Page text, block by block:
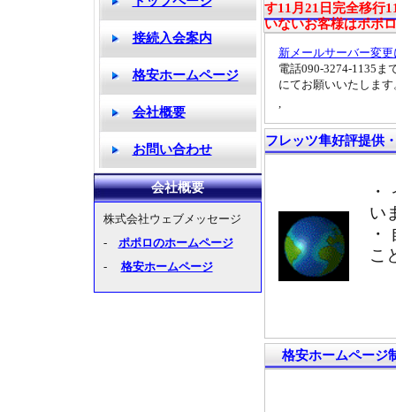
す11月21日完全移行
いないお客様はポポ
新メールサーバー変
電話090-3274-1135ま
にてお願いいたします
,
フレッツ隼好評提供
い
こ
格安ホームページ